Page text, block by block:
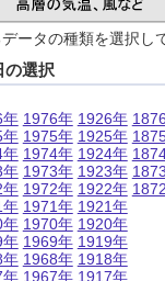
ータの種類を選択し
の選択
年
年
年
年
年
年
年
年
年
年
1976年
1975年
1974年
1973年
1972年
1971年
1970年
1969年
1968年
1967年
1926年
1925年
1924年
1923年
1922年
1921年
1920年
1919年
1918年
1917年